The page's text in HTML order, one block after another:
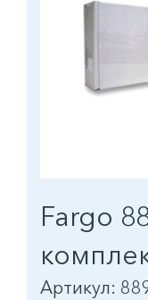
Fargo
Артикул: